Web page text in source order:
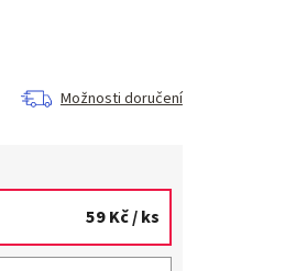
Možnosti doručení
59 Kč/ ks